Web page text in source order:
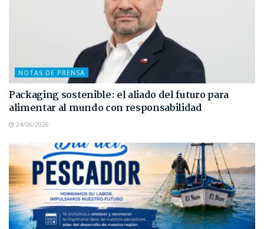
NOTAS DE PRENSA
Packaging sostenible: el aliado del futuro para
alimentar al mundo con responsabilidad
24/06/2026